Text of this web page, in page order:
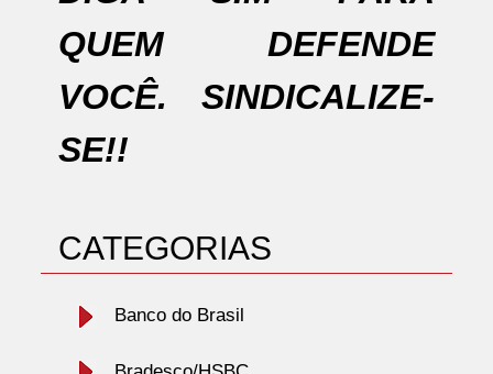
QUEM DEFENDE
VOCÊ. SINDICALIZE-
SE!!
CATEGORIAS
Banco do Brasil